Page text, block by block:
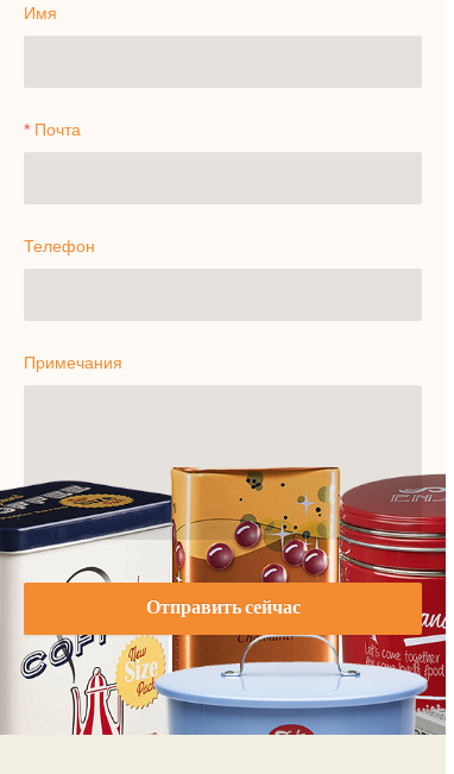
Имя
Почта
Телефон
Примечания
Отправить сейчас